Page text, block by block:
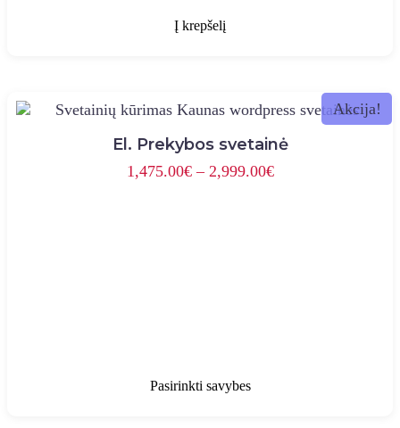
Į krepšelį
Akcija!
El. Prekybos svetainė
1,475.00€ – 2,999.00€Price
Pasirinkti savybes